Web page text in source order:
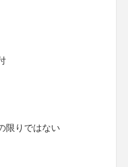
限りではない